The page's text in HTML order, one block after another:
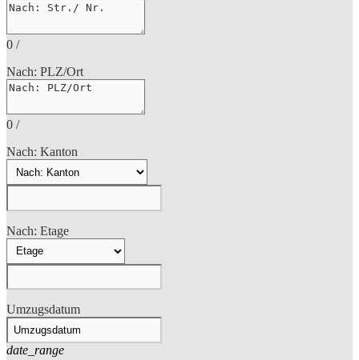
0 /
Nach: PLZ/Ort
0 /
Nach: Kanton
Nach: Etage
Umzugsdatum
date_range